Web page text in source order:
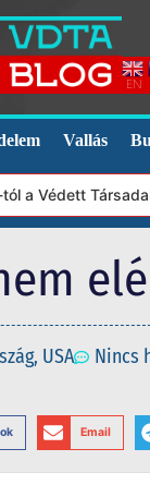
EN
Vallás
, USA Nincs
Email